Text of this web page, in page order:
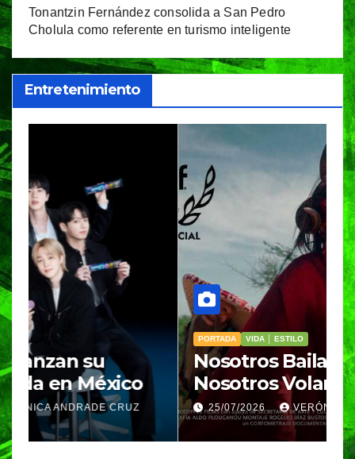
Tonantzin Fernández consolida a San Pedro
Cholula como referente en turismo inteligente
Entretenimiento
PORTADA
Nosotros Bailamos,
Nosotros Volamos llega al
GIFF
25/07/2026 VERÓNICA ANDRADE CRUZ